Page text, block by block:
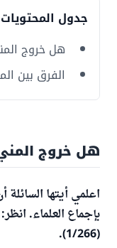
جدول المحتويات
هل خروج
الفرق بين
هل خروج
اعلمي أيتها
(1/266).